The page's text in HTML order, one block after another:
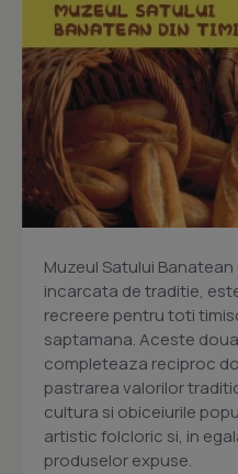
Muzeul Satului
incarcata de traditie,
recreere pentru toti
saptamana. Aceste
completeaza reciproc
pastrarea valorilor
cultura si obiceiurile
artistic folcloric si, in
produselor expuse.